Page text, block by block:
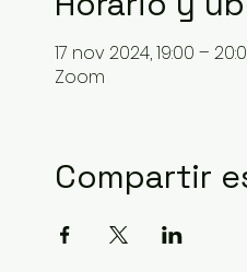
17 nov 2024, 19:00 –
Zoom
Compartir